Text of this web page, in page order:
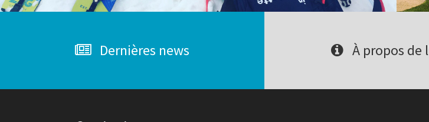
Dernières news À propos de